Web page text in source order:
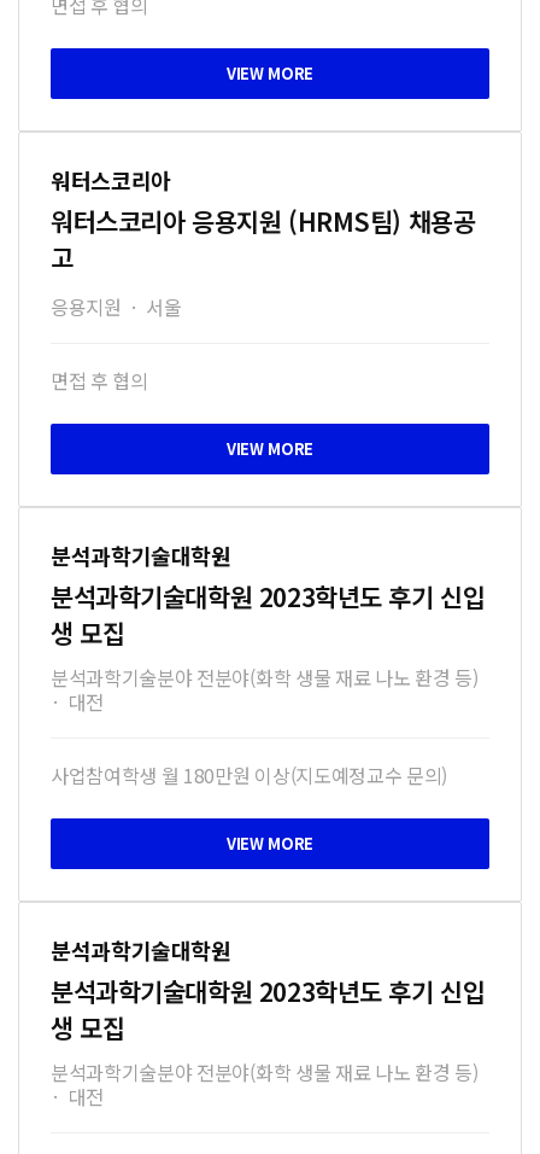
워터스코리아
워터스코리아 응용지원 (HRMS팀) 채용공
고
응용지원 · 서울
면접 후 협의
분석과학기술대학원
분석과학기술대학원 2023학년도 후기 신입
생 모집
분석과학기술분야 전분야(화학 생물 재료 나노 환경 등)
· 대전
사업참여학생 월 180만원 이상(지도예정교수 문의)
분석과학기술대학원
분석과학기술대학원 2023학년도 후기 신입
생 모집
분석과학기술분야 전분야(화학 생물 재료 나노 환경 등)
· 대전